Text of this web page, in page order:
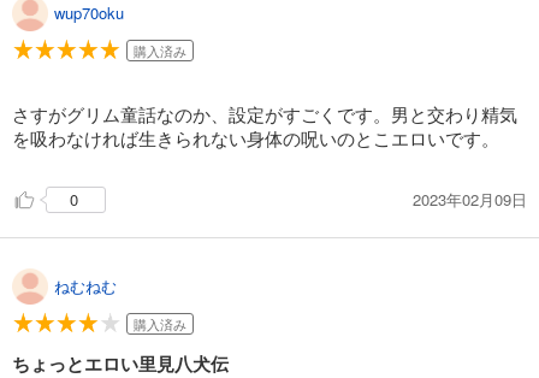
wup70oku
購入済み
さすがグリム童話なのか、設定がすごくです。男と交わり精気
を吸わなければ生きられない身体の呪いのとこエロいです。
0 2023年02月09日
ねむねむ
購入済み
ちょっとエロい里見八犬伝